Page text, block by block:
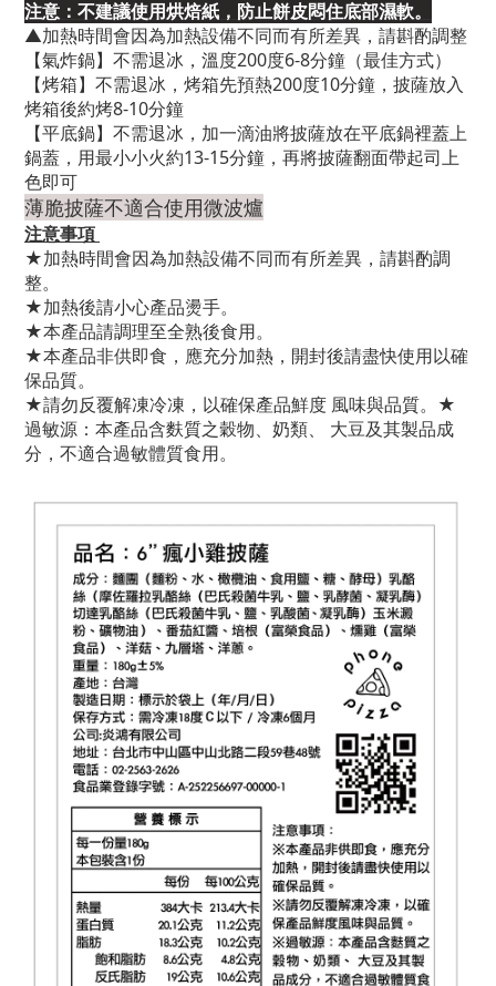
注意：不建議使用烘焙紙，防止餅皮悶住底部濕軟。
▲加熱時間會因為加熱設備不同而有所差異，請斟酌調整
【氣炸鍋】不需退冰，溫度200度6-8分鐘（最佳方式）
【烤箱】不需退冰，烤箱先預熱200度10分鐘，披薩放入
烤箱後約烤8-10分鐘
【平底鍋】不需退冰，加一滴油將披薩放在平底鍋裡蓋上
鍋蓋，用最小小火約13-15分鐘，再將披薩翻面帶起司上
色即可
薄脆披薩不適合使用微波爐
注意事項
★加熱時間會因為加熱設備不同而有所差異，請斟酌調
整。
★加熱後請小心產品燙手。
★本產品請調理至全熟後食用。
★本產品非供即食，應充分加熱，開封後請盡快使用以確
保品質。
★請勿反覆解凍冷凍，以確保產品鮮度 風味與品質。★
過敏源：本產品含麩質之穀物、奶類、 大豆及其製品成
分，不適合過敏體質食用。